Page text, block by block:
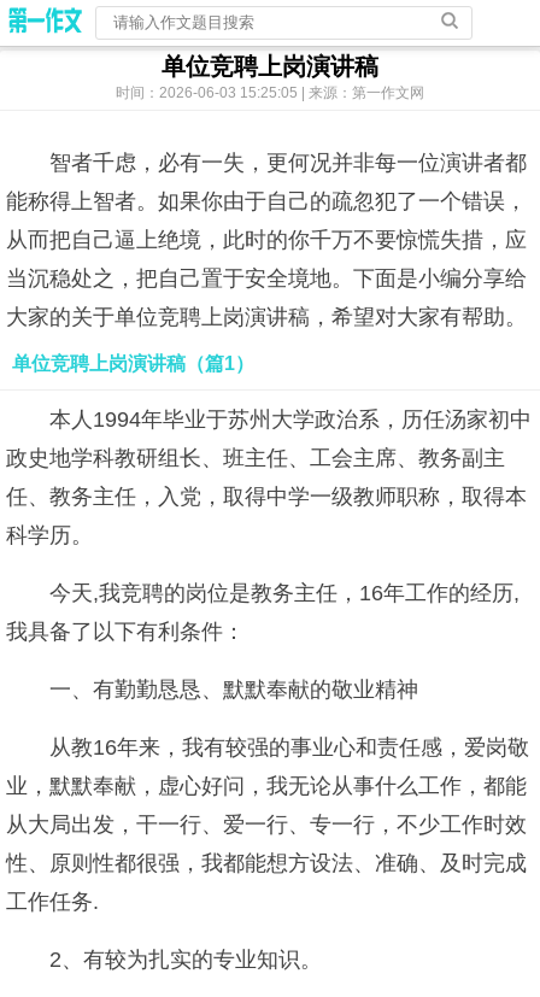
单位竞聘上岗演讲稿
时间：2026-06-03 15:25:05 | 来源：第一作文网
智者千虑，必有一失，更何况并非每一位演讲者都
能称得上智者。如果你由于自己的疏忽犯了一个错误，
从而把自己逼上绝境，此时的你千万不要惊慌失措，应
当沉稳处之，把自己置于安全境地。下面是小编分享给
大家的关于单位竞聘上岗演讲稿，希望对大家有帮助。
单位竞聘上岗演讲稿（篇1）
本人1994年毕业于苏州大学政治系，历任汤家初中
政史地学科教研组长、班主任、工会主席、教务副主
任、教务主任，入党，取得中学一级教师职称，取得本
科学历。
今天,我竞聘的岗位是教务主任，16年工作的经历,
我具备了以下有利条件：
一、有勤勤恳恳、默默奉献的敬业精神
从教16年来，我有较强的事业心和责任感，爱岗敬
业，默默奉献，虚心好问，我无论从事什么工作，都能
从大局出发，干一行、爱一行、专一行，不少工作时效
性、原则性都很强，我都能想方设法、准确、及时完成
工作任务.
2、有较为扎实的专业知识。